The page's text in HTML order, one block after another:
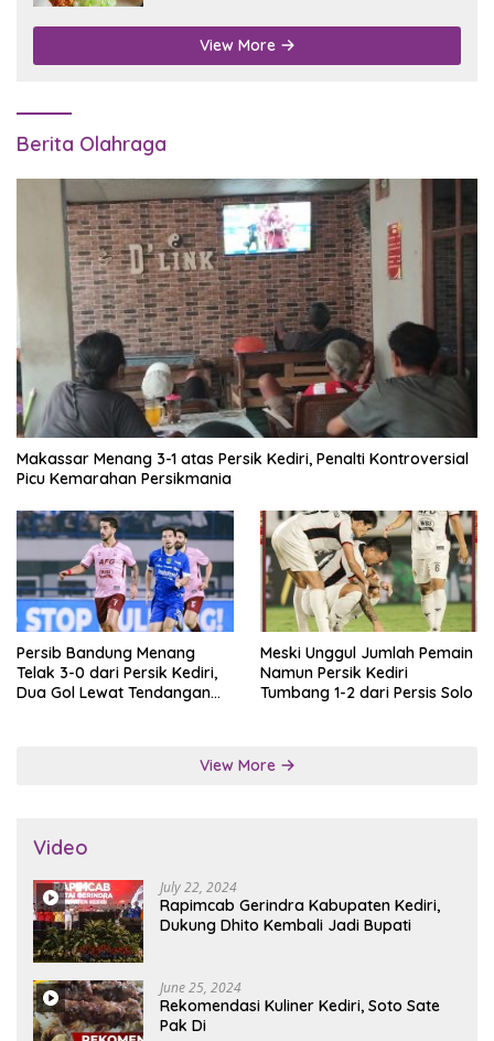
View More
Berita Olahraga
Makassar Menang 3-1 atas Persik Kediri, Penalti Kontroversial
Picu Kemarahan Persikmania
Persib Bandung Menang
Telak 3-0 dari Persik Kediri,
Dua Gol Lewat Tendangan
Meski Unggul Jumlah Pemain
Namun Persik Kediri
Tumbang 1-2 dari Persis Solo
View More
Video
July 22, 2024
Rapimcab Gerindra Kabupaten Kediri,
Dukung Dhito Kembali Jadi Bupati
June 25, 2024
Rekomendasi Kuliner Kediri, Soto Sate
Pak Di